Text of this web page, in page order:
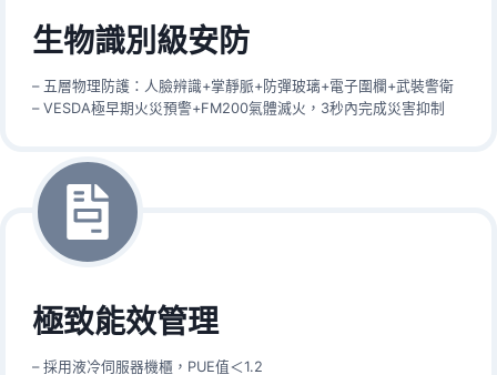
生物識別級安防
– 五層物理防護：人臉辨識+掌靜脈+防彈玻璃+電子圍欄+武裝警衛
– VESDA極早期火災預警+FM200氣體滅火，3秒內完成災害抑制
極致能效管理
– 採用液冷伺服器機櫃，PUE值＜1.2